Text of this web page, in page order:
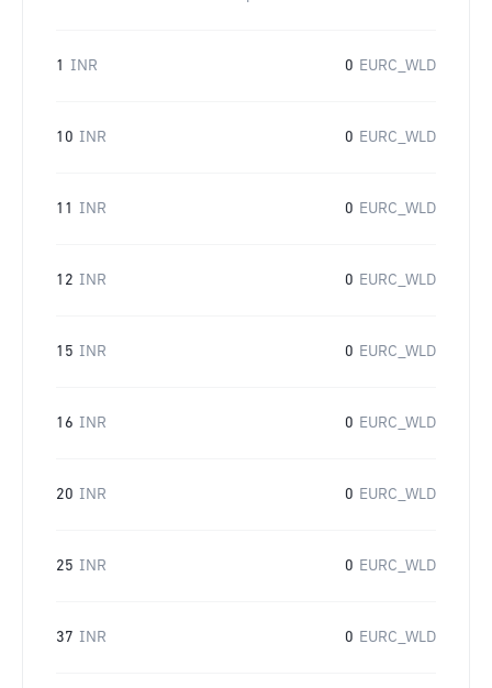
1 INR 0 EURC_WLD
10 INR 0 EURC_WLD
11 INR 0 EURC_WLD
12 INR 0 EURC_WLD
15 INR 0 EURC_WLD
16 INR 0 EURC_WLD
20 INR 0 EURC_WLD
25 INR 0 EURC_WLD
37 INR 0 EURC_WLD